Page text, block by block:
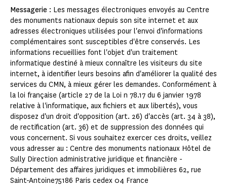
Messagerie : Les messages électroniques envoyés au Centre
des monuments nationaux depuis son site internet et aux
adresses électroniques utilisées pour l'envoi d'informations
complémentaires sont susceptibles d'être conservés. Les
informations recueillies font l'objet d'un traitement
informatique destiné à mieux connaître les visiteurs du site
internet, à identifier leurs besoins afin d'améliorer la qualité des
services du CMN, à mieux gérer les demandes. Conformément à
la loi française (article 27 de la Loi n 78.17 du 6 janvier 1978
relative à l'informatique, aux fichiers et aux libertés), vous
disposez d'un droit d'opposition (art. 26) d'accès (art. 34 à 38),
de rectification (art. 36) et de suppression des données qui
vous concernent. Si vous souhaitez exercer ces droits, veillez
vous adresser au : Centre des monuments nationaux Hôtel de
Sully Direction administrative juridique et financière -
Département des affaires juridiques et immobilières 62, rue
Saint-Antoine75186 Paris cedex 04 France